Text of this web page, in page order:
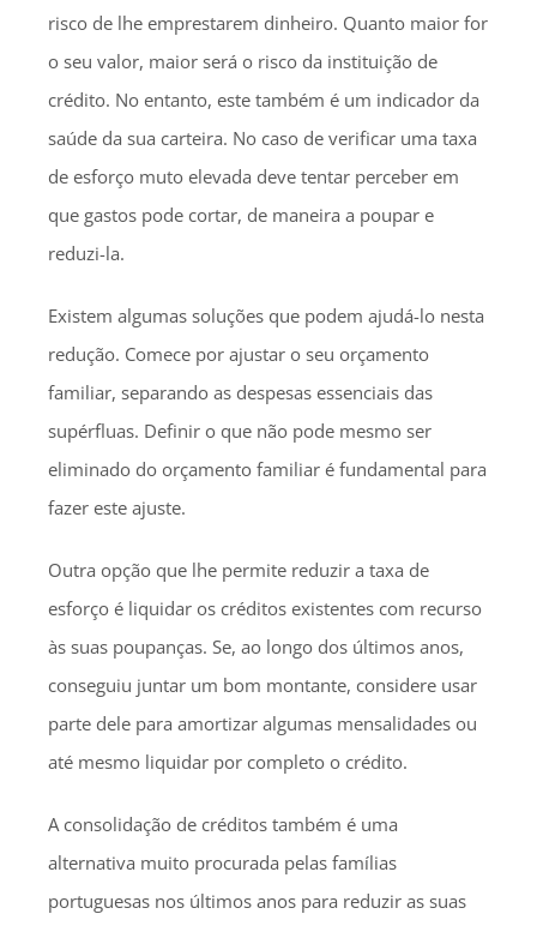
risco de lhe emprestarem dinheiro. Quanto maior for
o seu valor, maior será o risco da instituição de
crédito. No entanto, este também é um indicador da
saúde da sua carteira. No caso de verificar uma taxa
de esforço muto elevada deve tentar perceber em
que gastos pode cortar, de maneira a poupar e
reduzi-la.
Existem algumas soluções que podem ajudá-lo nesta
redução. Comece por ajustar o seu orçamento
familiar, separando as despesas essenciais das
supérfluas. Definir o que não pode mesmo ser
eliminado do orçamento familiar é fundamental para
fazer este ajuste.
Outra opção que lhe permite reduzir a taxa de
esforço é liquidar os créditos existentes com recurso
às suas poupanças. Se, ao longo dos últimos anos,
conseguiu juntar um bom montante, considere usar
parte dele para amortizar algumas mensalidades ou
até mesmo liquidar por completo o crédito.
A consolidação de créditos também é uma
alternativa muito procurada pelas famílias
portuguesas nos últimos anos para reduzir as suas